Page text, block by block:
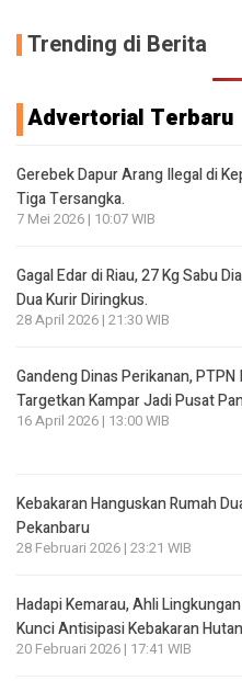
Trending di Berita
Advertorial Terbaru
Gerebek Dapur Arang Ilegal di
Tiga Tersangka.
7 Mei 2026 | 10:07 WIB
Gagal Edar di Riau, 27 Kg Sabu
Dua Kurir Diringkus.
28 April 2026 | 21:30 WIB
Gandeng Dinas Perikanan, PTPN
Targetkan Kampar Jadi Pusat
16 April 2026 | 13:00 WIB
Kebakaran Hanguskan Rumah
Pekanbaru
28 Februari 2026 | 23:21 WIB
Hadapi Kemarau, Ahli
Kunci Antisipasi Kebakaran
20 Februari 2026 | 17:41 WIB